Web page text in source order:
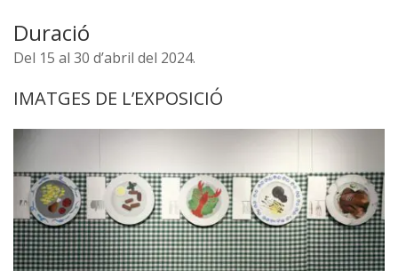
Duració
Del 15 al 30 d’abril del 2024.
IMATGES DE L’EXPOSICIÓ